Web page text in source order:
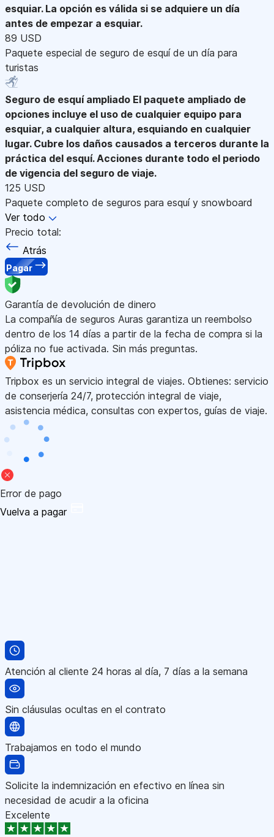
esquiar. La opción es válida si se adquiere un día
antes de empezar a esquiar.
89 USD
Paquete especial de seguro de esquí de un día para
turistas
Seguro de esquí ampliado El paquete ampliado de
opciones incluye el uso de cualquier equipo para
esquiar, a cualquier altura, esquiando en cualquier
lugar. Cubre los daños causados a terceros durante la
práctica del esquí. Acciones durante todo el periodo
de vigencia del seguro de viaje.
125 USD
Paquete completo de seguros para esquí y snowboard
Ver todo
Precio total:
Atrás
Pagar
Garantía de devolución de dinero
La compañía de seguros Auras garantiza un reembolso
dentro de los 14 días a partir de la fecha de compra si la
póliza no fue activada. Sin más preguntas.
Tripbox es un servicio integral de viajes. Obtienes: servicio
de conserjería 24/7, protección integral de viaje,
asistencia médica, consultas con expertos, guías de viaje.
Error de pago
Vuelva a pagar
Atención al cliente 24 horas al día, 7 días a la semana
Sin cláusulas ocultas en el contrato
Trabajamos en todo el mundo
Solicite la indemnización en efectivo en línea sin
necesidad de acudir a la oficina
Excelente